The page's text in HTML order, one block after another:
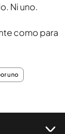
Ni uno.
como para
uno